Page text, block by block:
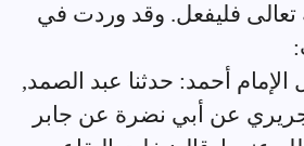
تعالى فليفعل. وقد وردت في
الإمام أحمد: حدثنا عبد الصمد,
عن أبي نضرة عن جابر